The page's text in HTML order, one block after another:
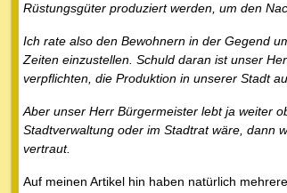
Rüstungsgüter produziert werden, um den
Ich rate also den Bewohnern in der Gegend
Zeiten einzustellen. Schuld daran ist unser
verpflichten, die Produktion in unserer Stadt
Aber unser Herr Bürgermeister lebt ja weiter
Stadtverwaltung oder im Stadtrat wäre, dann
vertraut.
Auf meinen Artikel hin haben natürlich